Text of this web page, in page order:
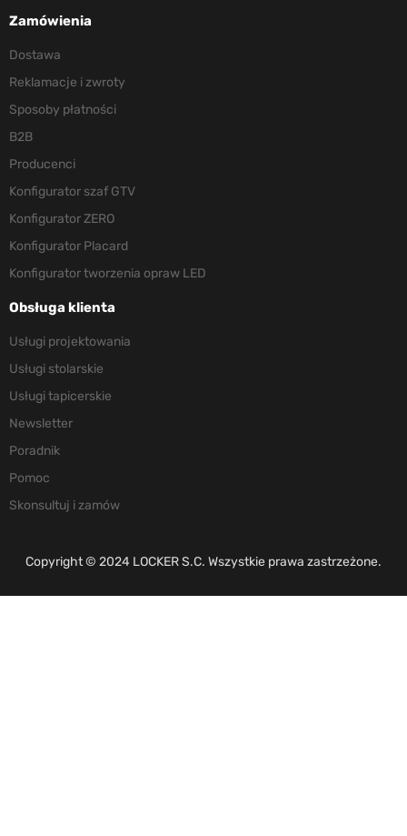
Zamówienia
Dostawa
Reklamacje i zwroty
Sposoby płatności
B2B
Producenci
Konfigurator szaf GTV
Konfigurator ZERO
Konfigurator Placard
Konfigurator tworzenia opraw LED
Obsługa klienta
Usługi projektowania
Usługi stolarskie
Usługi tapicerskie
Newsletter
Poradnik
Pomoc
Skonsultuj i zamów
Copyright © 2024 LOCKER S.C. Wszystkie prawa zastrzeżone.